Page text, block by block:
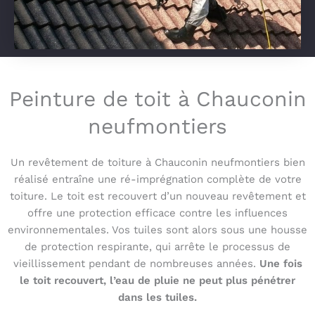
Peinture de toit à Chauconin
neufmontiers
Un revêtement de toiture à Chauconin neufmontiers bien
réalisé entraîne une ré-imprégnation complète de votre
toiture. Le toit est recouvert d’un nouveau revêtement et
offre une protection efficace contre les influences
environnementales. Vos tuiles sont alors sous une housse
de protection respirante, qui arrête le processus de
vieillissement pendant de nombreuses années. Une fois
le toit recouvert, l’eau de pluie ne peut plus pénétrer
dans les tuiles.